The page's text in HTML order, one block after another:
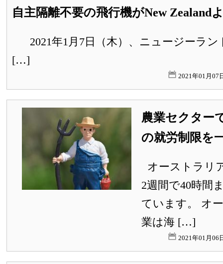
自主隔離不要の飛行機がNew Zealand
2021年1月7日（木）、ニュージーラン
[…]
2021年01月07
農業セクター
の就労制限を
オーストラリ
2週間で40時間
ています。 オ
業は海 […]
2021年01月06